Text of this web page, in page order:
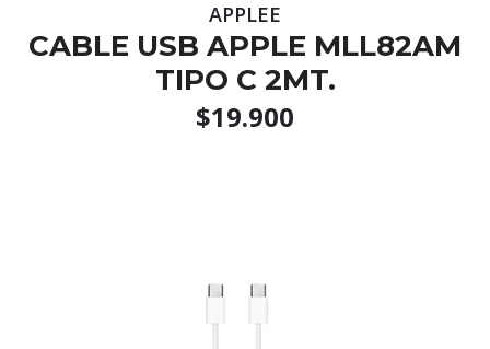
APPLEE
CABLE USB APPLE MLL82AM
TIPO C 2MT.
$19.900